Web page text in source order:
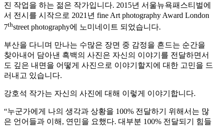
진 작업을 하는 젊은 작가입니다. 2015년 서울뉴욕패스티벌에
서 전시를 시작으로 2021년 fine Art photography Award London
7thstreet photography에 노미네이트 되었습니다.
부산을 다니며 만나는 수많은 장면 중 감정을 흔드는 순간을
찾아내어 담아낸 흑백의 사진은 자신의 이야기를 전달하면서
도 깊은 내면을 어떻게 사진으로 이야기할지에 대한 고민을 드
러내고 있습니다.
강호석 작가는 자신의 사진에 대해 이렇게 이야기합니다.
“누군가에게 나의 생각과 상황을 100% 전달하기 위해서는 많
은 언어들과 이해, 연민을 요했다. 대부분 100% 전달되기 힘들